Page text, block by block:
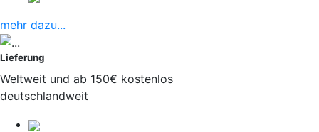
mehr dazu...
Lieferung
Weltweit und ab 150€ kostenlos
deutschlandweit